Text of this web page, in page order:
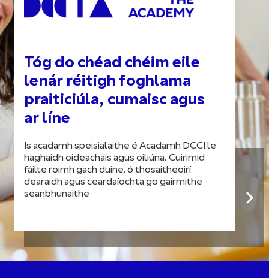
Tóg do chéad chéim eile
lenár réitigh foghlama
praiticiúla, cumaisc agus
ar líne
Is acadamh speisialaithe é Acadamh DCCI le
haghaidh oideachais agus oiliúna. Cuirimid
fáilte roimh gach duine, ó thosaitheoirí
dearaidh agus ceardaíochta go gairmithe
seanbhunaithe